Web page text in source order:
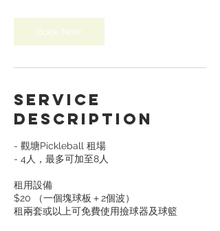
Book Now
Service
Description
- 觀塘Pickleball 租場
- 4人，最多可加至8人
租用設備
$20 （一個塊球板＋2個波）
租兩套或以上可免費使用撿球器及球籃